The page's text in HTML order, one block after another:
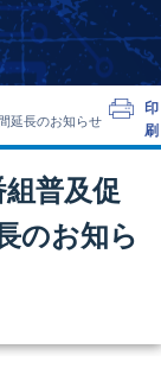
延長のお知らせ
印
刷
普及促
のお知ら